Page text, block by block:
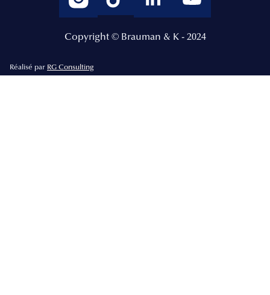
Copyright © Brauman & K - 2024
Réalisé par RG Consulting